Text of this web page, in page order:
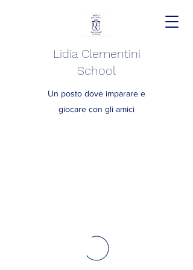
Lidia Clementini
School
Un posto dove imparare e
giocare con gli amici